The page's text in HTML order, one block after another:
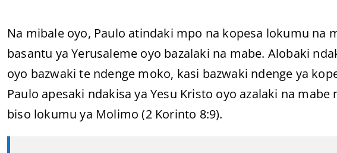
Na mibale oyo, Paulo atindaki mpo na kopesa lokumu na
basantu ya Yerusaleme oyo bazalaki na mabe. Alobaki
oyo bazwaki te ndenge moko, kasi bazwaki ndenge ya
Paulo apesaki ndakisa ya Yesu Kristo oyo azalaki na
biso lokumu ya Molimo (2 Korinto 8:9).